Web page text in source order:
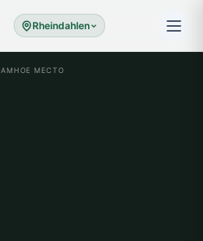
Rheindahlen
МЕСТО